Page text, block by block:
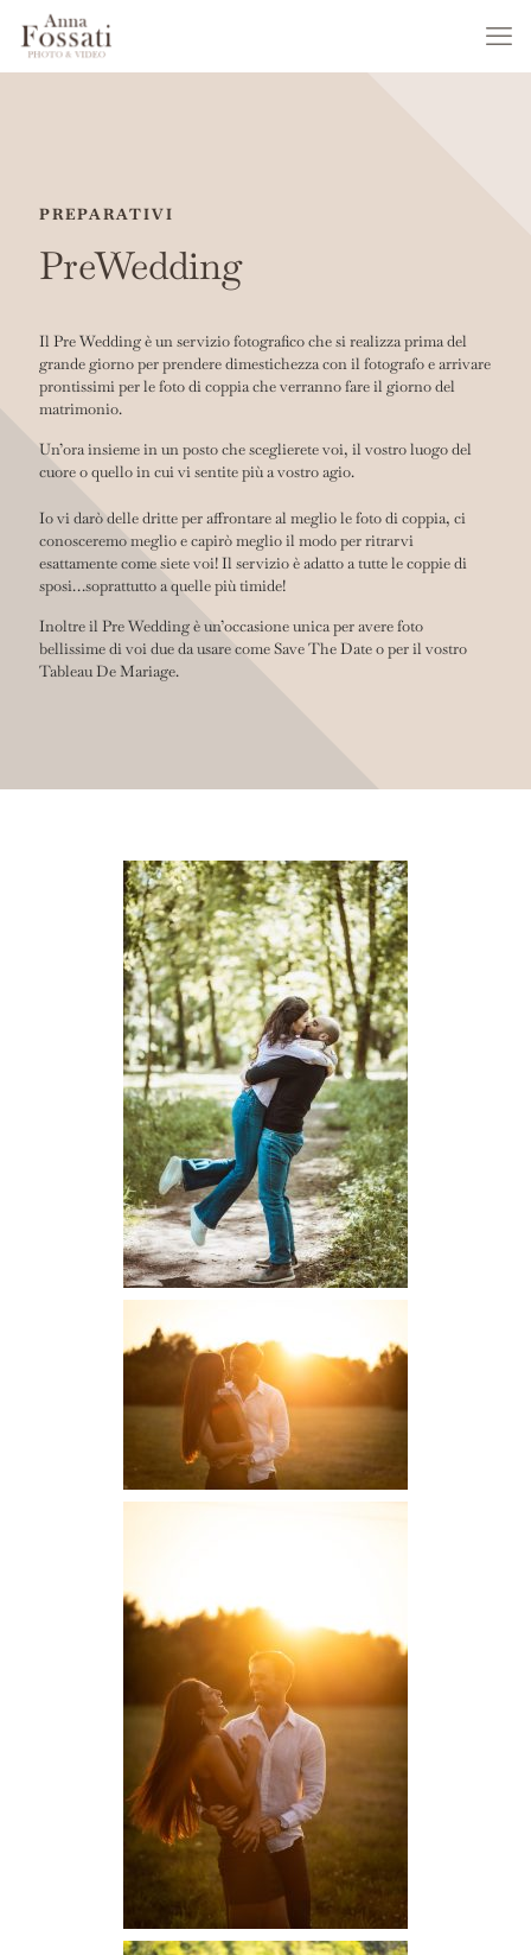
PREPARATIVI
PreWedding
Il Pre Wedding è un servizio fotografico che si realizza prima del
grande giorno per prendere dimestichezza con il fotografo e arrivare
prontissimi per le foto di coppia che verranno fare il giorno del
matrimonio.
Un’ora insieme in un posto che sceglierete voi, il vostro luogo del
cuore o quello in cui vi sentite più a vostro agio.
Io vi darò delle dritte per affrontare al meglio le foto di coppia, ci
conosceremo meglio e capirò meglio il modo per ritrarvi
esattamente come siete voi! Il servizio è adatto a tutte le coppie di
sposi…soprattutto a quelle più timide!
Inoltre il Pre Wedding è un’occasione unica per avere foto
bellissime di voi due da usare come Save The Date o per il vostro
Tableau De Mariage.